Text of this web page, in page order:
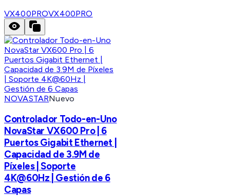
VX400PROVX400PRO
NOVASTARNuevo
Controlador Todo-en-Uno
NovaStar VX600 Pro | 6
Puertos Gigabit Ethernet |
Capacidad de 3.9M de
Píxeles | Soporte
4K@60Hz | Gestión de 6
Capas